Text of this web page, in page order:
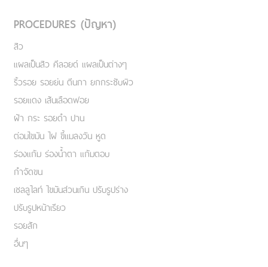
PROCEDURES (ปัญหา)
สิว
แผลเป็นสิว คีลอยด์ แผลเป็นต่างๆ
ริ้วรอย รอยย่น ตีนกา ยกกระชับผิว
รอยแดง เส้นเลือดฟอย
ฝ้า กระ รอยดำ ปาน
ต่อมไขมัน ไฝ ขี้แมลงวัน หูด
ร่องแก้ม ร่องน้ำตา แก้มตอบ
กำจัดขน
เชลลูไลท์ ไขมันส่วนเกิน ปรับรูปร่าง
ปรับรูปหน้าเรียว
รอยสัก
อื่นๆ